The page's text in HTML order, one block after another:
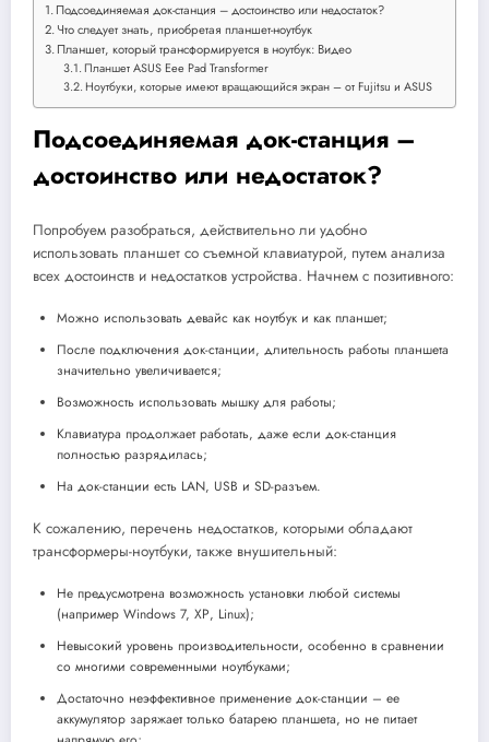
Подсоединяемая док-станция – достоинство или недостаток?
Что следует знать, приобретая планшет-ноутбук
Планшет, который трансформируется в ноутбук: Видео
Планшет ASUS Eee Pad Transformer
Ноутбуки, которые имеют вращающийся экран – от Fujitsu и ASUS
Подсоединяемая док-станция –
достоинство или недостаток?
Попробуем разобраться, действительно ли удобно
использовать планшет со съемной клавиатурой, путем анализа
всех достоинств и недостатков устройства. Начнем с позитивного:
Можно использовать девайс как ноутбук и как планшет;
После подключения док-станции, длительность работы планшета
значительно увеличивается;
Возможность использовать мышку для работы;
Клавиатура продолжает работать, даже если док-станция
полностью разрядилась;
На док-станции есть LAN, USB и SD-разъем.
К сожалению, перечень недостатков, которыми обладают
трансформеры-ноутбуки, также внушительный:
Не предусмотрена возможность установки любой системы
(например Windows 7, ХР, Linux);
Невысокий уровень производительности, особенно в сравнении
со многими современными ноутбуками;
Достаточно неэффективное применение док-станции – ее
аккумулятор заряжает только батарею планшета, но не питает